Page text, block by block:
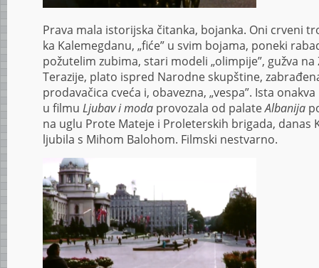
Prava mala istorijska čitanka, bojanka. Oni crveni
ka Kalemegdanu, „fiće” u svim bojama, poneki
požutelim zubima, stari modeli „olimpije”, gužva na
Terazije, plato ispred Narodne skupštine,
prodavačica cveća i, obavezna, „vespa”. Ista
u filmu Ljubav i moda provozala od palateAlbanija
na uglu Prote Mateje i Proleterskih brigada, danas
ljubila s Mihom Balohom. Filmski nestvarno.